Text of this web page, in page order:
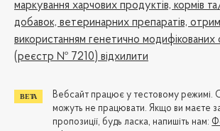
маркування харчових продуктів, кормів
добавок, ветеринарних препаратів,
використанням генетично модифікованих
(реєстр № 7210) відхилити
Вебсайт працює у тестовому режимі.
можуть не працювати. Якщо ви маєте
пропозиції, будь ласка, напишіть нам: